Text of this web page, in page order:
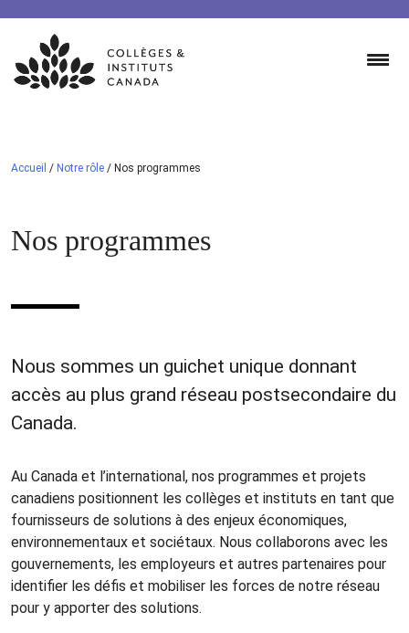
Skip
content
Accueil / Notre rôle / Nos programmes
Nos programmes
Nous sommes un guichet unique donnant
accès au plus grand réseau postsecondaire du
Canada.
Au Canada et l’international, nos programmes et projets
canadiens positionnent les collèges et instituts en tant que
fournisseurs de solutions à des enjeux économiques,
environnementaux et sociétaux. Nous collaborons avec les
gouvernements, les employeurs et autres partenaires pour
identifier les défis et mobiliser les forces de notre réseau
pour y apporter des solutions.